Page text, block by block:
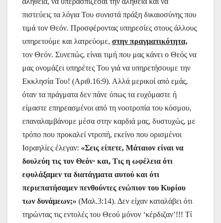
πιστεύεις τα λόγια Του συνιστά πράξη δικαιοσύνης που
τιμά τον Θεόν. Προσφέροντας υπηρεσίες στους άλλους
υπηρετούμε και λατρεύομε, στην πραγματικότητα,
τον Θεόν. Συνεπώς, είναι τιμή που μας κάνει ο Θεός να
μας ονομάζει υπηρέτες Του γιά να υπηρετήσουμε την
Εκκλησία Του! (Αριθ.16:9). Αλλά μερικοί από εμάς,
όταν τα πράγματα δεν πάνε όπως τα ευχόμαστε ή
είμαστε επηρεασμένοι από τη νοοτροπία του κόσμου,
επαναλαμβάνομε μέσα στην καρδιά μας, δυστυχώς, με
τρόπο που προκαλεί ντροπή, εκείνο που ορισμένοι
Ισραηλίες έλεγαν: «Σεις είπετε, Μάταιον είναι να
δουλεύη τις τον Θεόν· και, Τις η ωφέλεια ότι
εφυλάξαμεν τα διατάγματα αυτού και ότι
περιεπατήσαμεν πενθούντες ενώπιον του Κυρίου
των δυνάμεων;» (Μαλ.3:14). Δεν είχαν καταλάβει ότι
τηρώντας τις εντολές του Θεού μόνον ‘κέρδιζαν’!!! Τί